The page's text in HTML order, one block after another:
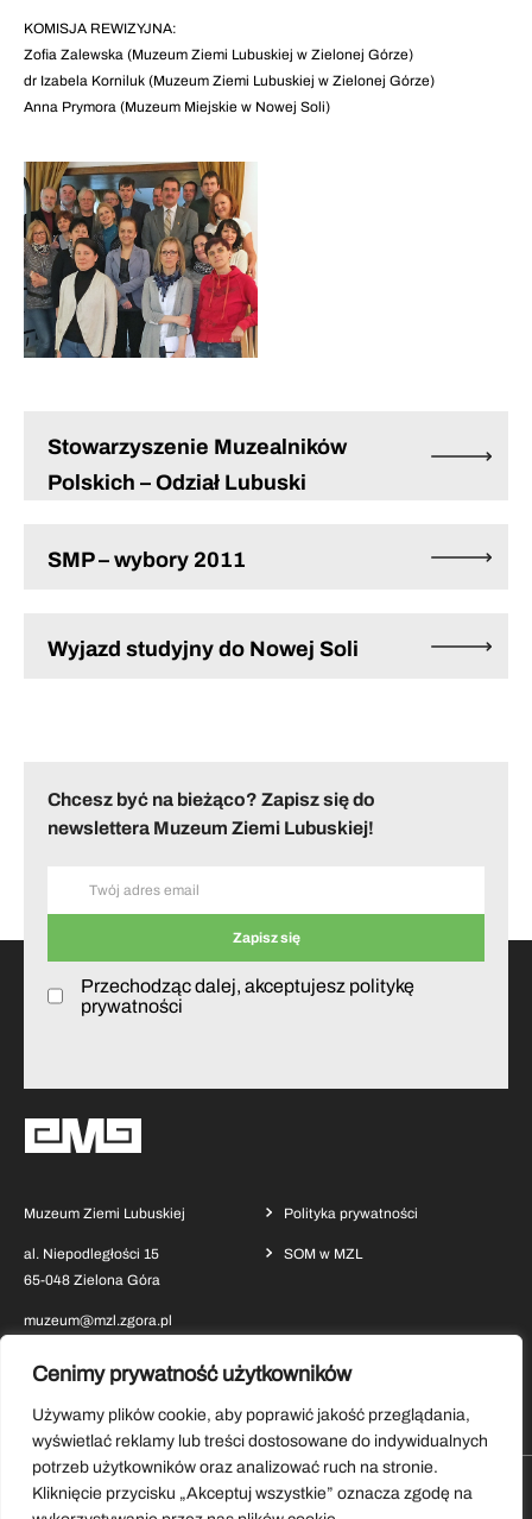
Cenimy prywatność użytkowników
Używamy plików cookie, aby poprawić jakość przeglądania,
wyświetlać reklamy lub treści dostosowane do indywidualnych
potrzeb użytkowników oraz analizować ruch na stronie.
Kliknięcie przycisku „Akceptuj wszystkie” oznacza zgodę na
Stowarzyszenie Muzealników
Polskich – Odział Lubuski
SMP – wybory 2011
Wyjazd studyjny do Nowej Soli
KOMISJA REWIZYJNA:
Zofia Zalewska (Muzeum Ziemi Lubuskiej w Zielonej Górze)
dr Izabela Korniluk (Muzeum Ziemi Lubuskiej w Zielonej Górze)
Anna Prymora (Muzeum Miejskie w Nowej Soli)
Chcesz być na bieżąco? Zapisz się do
newslettera Muzeum Ziemi Lubuskiej!
Przechodząc dalej, akceptujesz politykę
prywatności
Muzeum Ziemi Lubuskiej
al. Niepodległości 15
65-048 Zielona Góra
muzeum@mzl.zgora.pl
Polityka prywatności
SOM w MZL
Pobierz aplikację Muzeum Ziemi Lubuskiej